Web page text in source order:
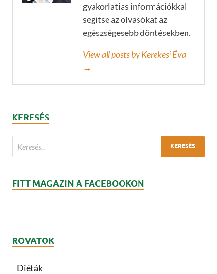
gyakorlatias információkkal
segítse az olvasókat az
egészségesebb döntésekben.
View all posts by Kerekesi Éva
→
KERESÉS
FITT MAGAZIN A FACEBOOKON
ROVATOK
Diéták